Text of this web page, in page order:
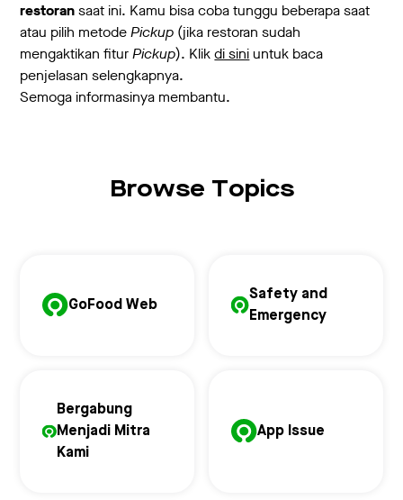
restoransaat ini. Kamu bisa coba tunggu beberapa saat
atau pilih metodePickup (jika restoran sudah
mengaktikan fiturPickup). Klikdi siniuntuk baca
penjelasan selengkapnya.
Semoga informasinya membantu.
Browse Topics
GoFood Web
Safety and
Emergency
Bergabung
Menjadi Mitra
Kami
App Issue